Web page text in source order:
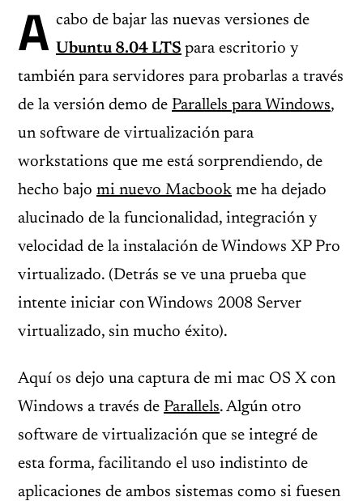
A cabo de bajar las nuevas versiones de
Ubuntu 8.04 LTS para escritorio y
también para servidores para probarlas a través
de la versión demo de Parallels para Windows,
un software de virtualización para
workstations que me está sorprendiendo, de
hecho bajo mi nuevo Macbook me ha dejado
alucinado de la funcionalidad, integración y
velocidad de la instalación de Windows XP Pro
virtualizado. (Detrás se ve una prueba que
intente iniciar con Windows 2008 Server
virtualizado, sin mucho éxito).
Aquí os dejo una captura de mi mac OS X con
Windows a través de Parallels. Algún otro
software de virtualización que se integré de
esta forma, facilitando el uso indistinto de
aplicaciones de ambos sistemas como si fuesen